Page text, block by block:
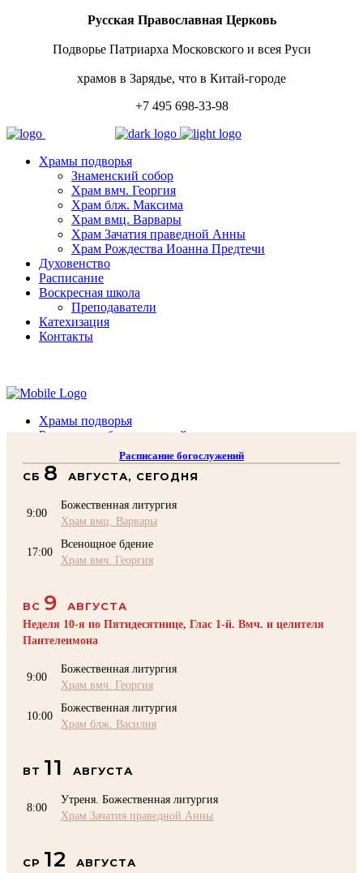
Русская Православная Церковь
Подворье Патриарха Московского и всея Руси
храмов в Зарядье, что в Китай-городе
+7 495 698-33-98
Храмы подворья
Знаменский собор
Храм вмч. Георгия
Храм блж. Максима
Храм вмц. Варвары
Храм Зачатия праведной Анны
Храм Рождества Иоанна Предтечи
Духовенство
Расписание
Воскресная школа
Преподаватели
Катехизация
Контакты
Храмы подворья
Расписание богослужений
Воскресная школа
Преподаватели Воскресной школы
КОНТАКТЫ
Помочь Подворью
Расписание богослужений
СБ 8 АВГУСТА, СЕГОДНЯ
9:00
Божественная литургия
Храм вмц. Варвары
17:00
Всенощное бдение
Храм вмч. Георгия
ВС 9
АВГУСТА
Неделя 10-я по Пятидесятнице, Глас 1-й. Вмч. и целителя
Пантелеимона
9:00
Божественная литургия
Храм вмч. Георгия
10:00
Божественная литургия
Храм блж. Василия
ВТ 11 АВГУСТА
8:00
Утреня. Божественная литургия
Храм Зачатия праведной Анны
СР 12 АВГУСТА